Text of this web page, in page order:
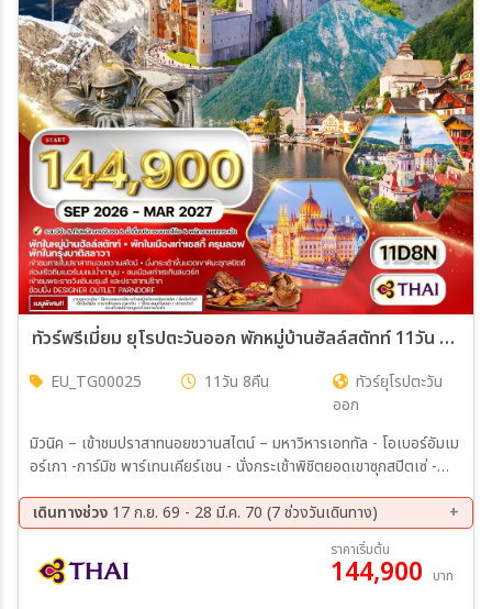
ทัวร์พรีเมี่ยม ยุโรปตะวันออก พักหมู่บ้านฮัลล์สตัทท์ 11วัน 8คืน (TG) SEP 26 - MAR 27
EU_TG00025 11วัน 8คืน
ทัวร์ยุโรปตะวัน
ออก
มิวนิค – เข้าชมปราสาทนอยชวานสไตน์ – มหาวิหารเอททัล - โอเบอร์อัมเม
อร์เกา -การ์มิช พาร์เทนเคียร์เชน - นั่งกระเช้าพิชิตยอดเขาซุกสปิตเซ่ -
เมือง - เข้าชมพระราชวังเชินบรุนน์ - ช้อปปิ้งย่านถนนคาร์ทเนอร์-ช้อปปิ้ง
เอาท์เล็ท(Designer Outlet Parndorf) - บูดาเปสต์(ฮังการี) - ล่องเรือ
แม่น้ำดานูบ -นั่งรถรางสู่ปราสาทบูดา - ป้อมฟิชเชอร์แมน บาสเตียน - ชม
เมืองเก่าบราติสลาวา - กรุงปร๊าก -เดินชมเมืองเก่า - เข้าชมปราสาทปราก
เดินทางช่วง 17 ก.ย. 69 - 28 มี.ค. 70 (7 ช่วงวันเดินทาง)
01 ต.ค. 69 - 11 ต.ค. 69
18 ต.ค. 69 - 28 ต.ค. 69
19 พ.ย. 69 - 29 พ.ย. 69
04 ธ.ค. 69 - 14 ธ.ค. 69
11 ก.พ. 70 - 21 ก.พ. 70
ราคาเริ่มต้น
144,900 บาท